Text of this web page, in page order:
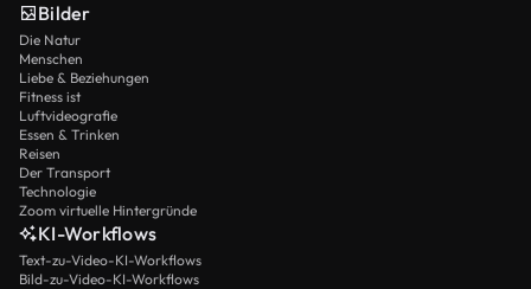
Bilder
Die Natur
Menschen
Liebe & Beziehungen
Fitness ist
Luftvideografie
Essen & Trinken
Reisen
Der Transport
Technologie
Zoom virtuelle Hintergründe
KI-Workflows
Text-zu-Video-KI-Workflows
Bild-zu-Video-KI-Workflows